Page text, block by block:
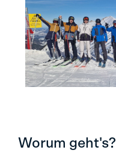
Worum geht's?